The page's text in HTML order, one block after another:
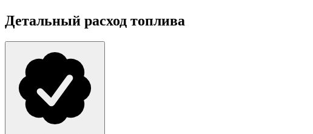
Детальный расход топлива